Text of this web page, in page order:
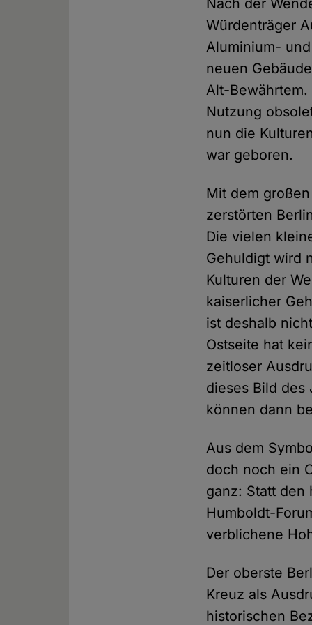
Nach der
Würdenträger
Aluminium-
neuen
Alt-
Nutzung
nun die
war geboren.
Mit dem
zerstörten
Die vielen
Gehuldigt wird
Kulturen der
kaiserlicher
ist deshalb
Ostseite hat
zeitloser
dieses Bild des
können dann
Aus dem
doch noch ein
ganz: Statt den
Humboldt-
verblichene
Der oberste
Kreuz als
historischen